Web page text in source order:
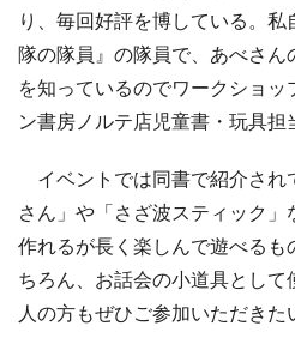
り、毎回好評を博している。
隊の隊員』の隊員で、あべさん
を知っているのでワークショ
ン書房ノルテ店児童書・玩具担
イベントでは同書で紹介され
さん」や「さざ波スティック
作れるが長く楽しんで遊べるも
ちろん、お話会の小道具とし
人の方もぜひご参加いただきた